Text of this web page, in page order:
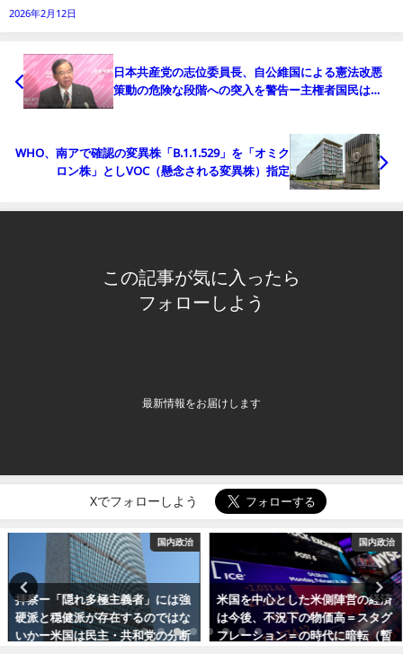
2026年2月12日
日本共産党の志位委員長、自公維国による憲法改悪
策動の危険な段階への突入を警告ー主権者国民は団
WHO、南アで確認の変異株「B.1.1.529」を「オミク
ロン株」としVOC（懸念される変異株）指定
この記事が気に入ったら
フォローしよう
最新情報をお届けします
Xでフォローしよう
国内政治
拝察ー「隠れ多極主義者」には強
硬派と穏健派が存在するのではな
いかー米国は民主・共和党の分断
国内政治
米国を中心とした米側陣営の経済
は今後、不況下の物価高＝スタグ
フレーション＝の時代に暗転（暫